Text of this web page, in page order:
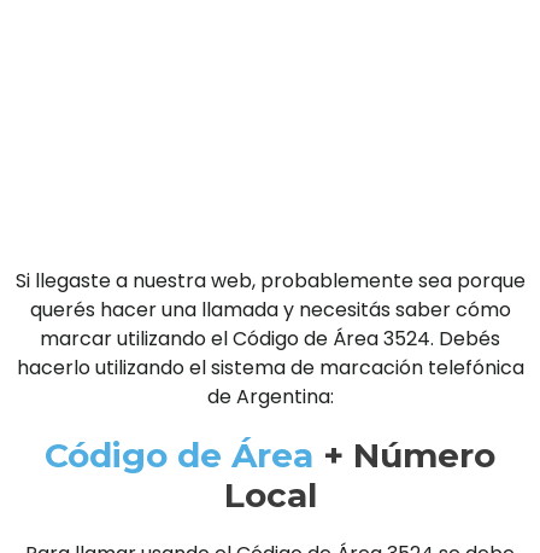
Si llegaste a nuestra web, probablemente sea porque
querés hacer una llamada y necesitás saber cómo
marcar utilizando el Código de Área 3524. Debés
hacerlo utilizando el sistema de marcación telefónica
de Argentina:
Código de Área + Número
Local